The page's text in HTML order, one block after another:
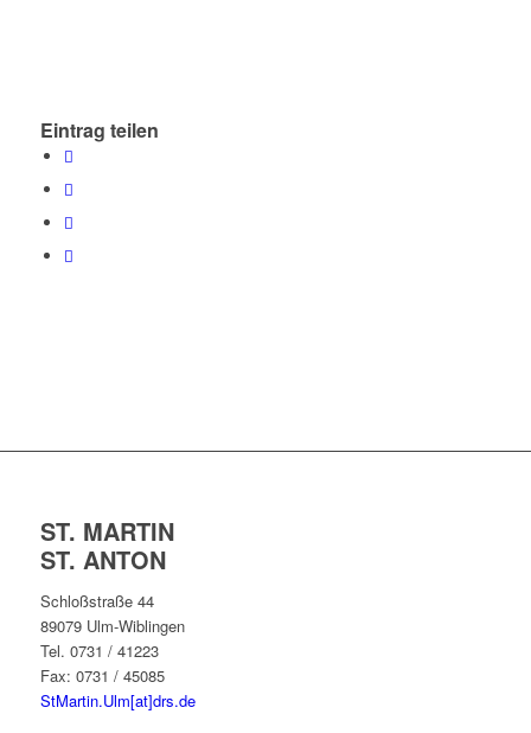
Eintrag teilen
ST. MARTIN
ST. ANTON
Schloßstraße 44
89079 Ulm-Wiblingen
Tel. 0731 / 41223
Fax: 0731 / 45085
StMartin.Ulm[at]drs.de